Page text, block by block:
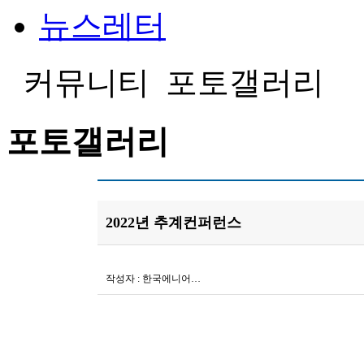
뉴스레터
커뮤니티
포토갤러리
포토갤러리
2022년 추계컨퍼런스
작성자 : 한국에니어…